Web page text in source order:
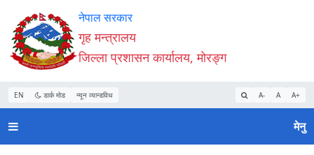
Accessibility
Mode
सुरु
गर्नुहोस्
सामाग्री
पढ्नुहाेस्
नेभिगेसन
पढ्नुहाेस्
वेबसाइट
खोजमा
जानुहोस्
नेपाल सरकार
गृह मन्त्रालय
जिल्ला प्रशासन कार्यालय, मोरङ्ग
EN डार्क मोड न्यून व्यान्डविथ A- A A+
मेनु